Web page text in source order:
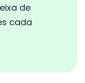
de
cada